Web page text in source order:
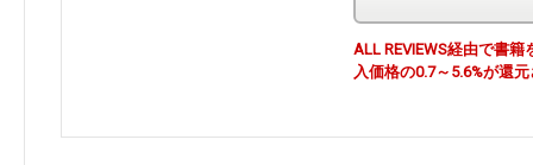
ALL REVIEWS経由で書
入価格の0.7～5.6%が還